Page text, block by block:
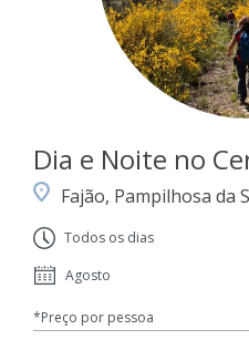
Dia e Noite no
Fajão, Pampilhosa da
Todos os dias
Agosto
*Preço por pessoa